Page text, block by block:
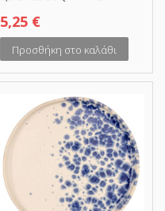
5,25 €
Προσθήκη στο καλάθι